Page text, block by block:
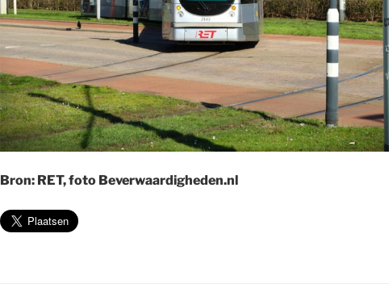
Bron: RET, foto Beverwaardigheden.nl